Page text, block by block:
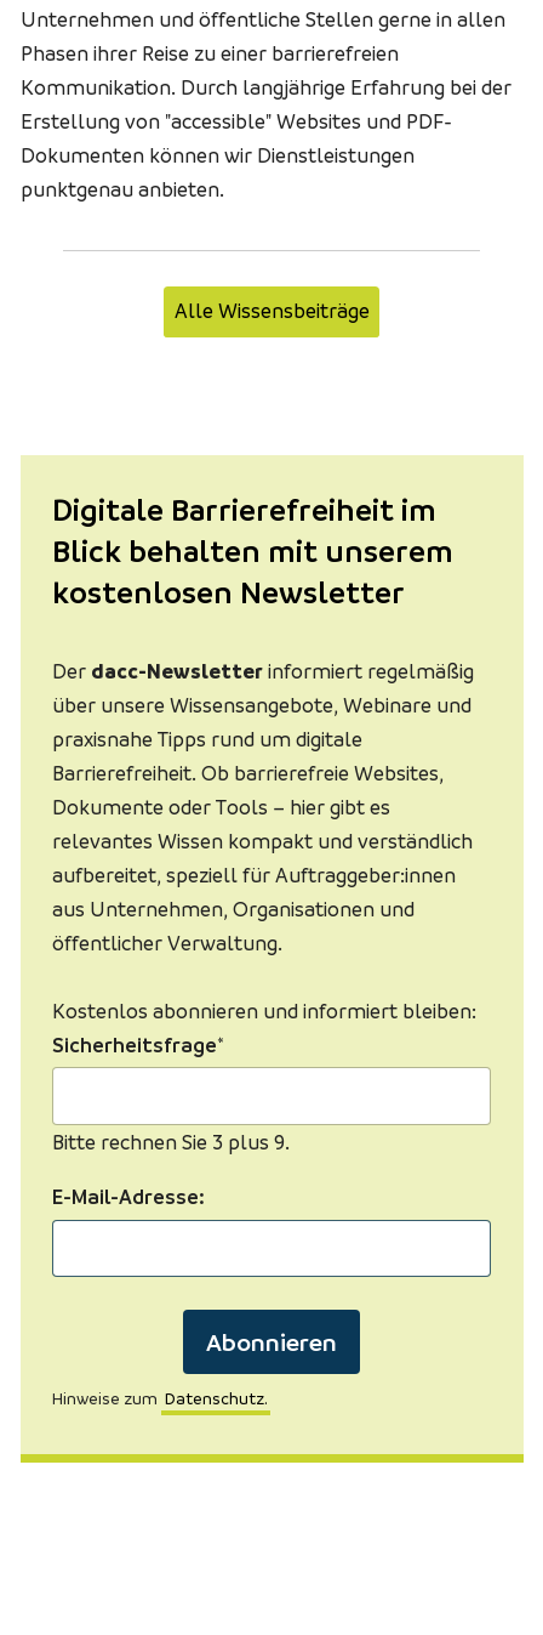
Unternehmen und öffentliche Stellen gerne in allen
Phasen ihrer Reise zu einer barrierefreien
Kommunikation. Durch langjährige Erfahrung bei der
Erstellung von "accessible"Websites und PDF-
Dokumenten können wir Dienstleistungen
punktgenau anbieten.
Alle Wissensbeiträge
Digitale Barrierefreiheit im
Blick behalten mit unserem
kostenlosen Newsletter
Der dacc-Newsletterinformiert regelmäßig
über unsere Wissensangebote, Webinare und
praxisnahe Tipps rund um digitale
Barrierefreiheit. Ob barrierefreie Websites,
Dokumente oder Tools – hier gibt es
relevantes Wissen kompakt und verständlich
aufbereitet, speziell für Auftraggeber:innen
aus Unternehmen, Organisationen und
öffentlicher Verwaltung.
Kostenlos abonnieren und informiert bleiben:
Sicherheitsfrage*
Bitte rechnen Sie 3 plus 9.
E-Mail-Adresse:
Abonnieren
Hinweise zum Datenschutz.